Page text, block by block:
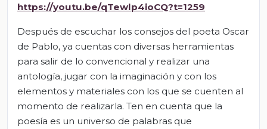
https://youtu.be/qTewlp4ioCQ?t=1259
Después de escuchar los consejos del poeta Oscar
de Pablo, ya cuentas con diversas herramientas
para salir de lo convencional y realizar una
antología, jugar con la imaginación y con los
elementos y materiales con los que se cuenten al
momento de realizarla. Ten en cuenta que la
poesía es un universo de palabras que